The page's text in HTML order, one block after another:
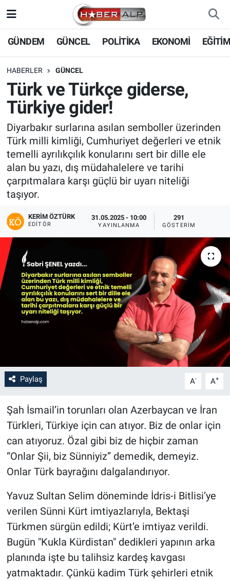
GÜNDEM GÜNCEL POLİTİKA EKONOMİ
HABERLER GÜNCEL
Türk ve Türkçe giderse,
Türkiye gider!
Diyarbakır surlarına asılan semboller üzerinden
Türk milli kimliği, Cumhuriyet değerleri ve etnik
temelli ayrılıkçılık konularını sert bir dille ele
alan bu yazı, dış müdahalelere ve tarihi
çarpıtmalara karşı güçlü bir uyarı niteliği
taşıyor.
KERIM ÖZTÜRK
EDITÖR
31.05.2025 - 10:00
YAYINLANMA
291
GÖSTERIM
Paylaş A- A+
Şah İsmail’in torunları olan Azerbaycan ve İran
Türkleri, Türkiye için can atıyor. Biz de onlar için
can atıyoruz. Özal gibi biz de hiçbir zaman
“Onlar Şii, biz Sünniyiz” demedik, demeyiz.
Onlar Türk bayrağını dalgalandırıyor.
Yavuz Sultan Selim döneminde İdris-i Bitlisi’ye
verilen Sünni Kürt imtiyazlarıyla, Bektaşi
Türkmen sürgün edildi; Kürt’e imtiyaz verildi.
Bugün "Kukla Kürdistan" dedikleri yapının arka
planında işte bu talihsiz kardeş kavgası
yatmaktadır. Çünkü kadim Türk şehirleri etnik
Nöbetçi Eczaneler
Hava Durumu
Trafik Durumu
Süper Lig Puan Durumu ve Fikstür
Tüm Manşetler
Son Dakika Haberleri
Haber Arşivi